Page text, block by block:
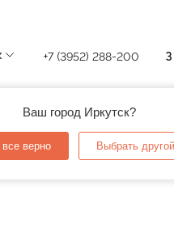
Ваш город Иркутск?
верно Выбрать другой
+7 (3952) 288-200